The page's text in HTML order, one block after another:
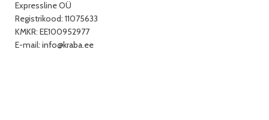
Expressline OÜ
Registrikood: 11075633
KMKR: EE100952977
E-mail: info@kraba.ee